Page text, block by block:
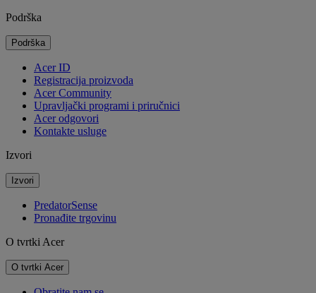
Podrška
Podrška
Acer ID
Registracija proizvoda
Acer Community
Upravljački programi i priručnici
Acer odgovori
Kontakte usluge
Izvori
Izvori
PredatorSense
Pronađite trgovinu
O tvrtki Acer
O tvrtki Acer